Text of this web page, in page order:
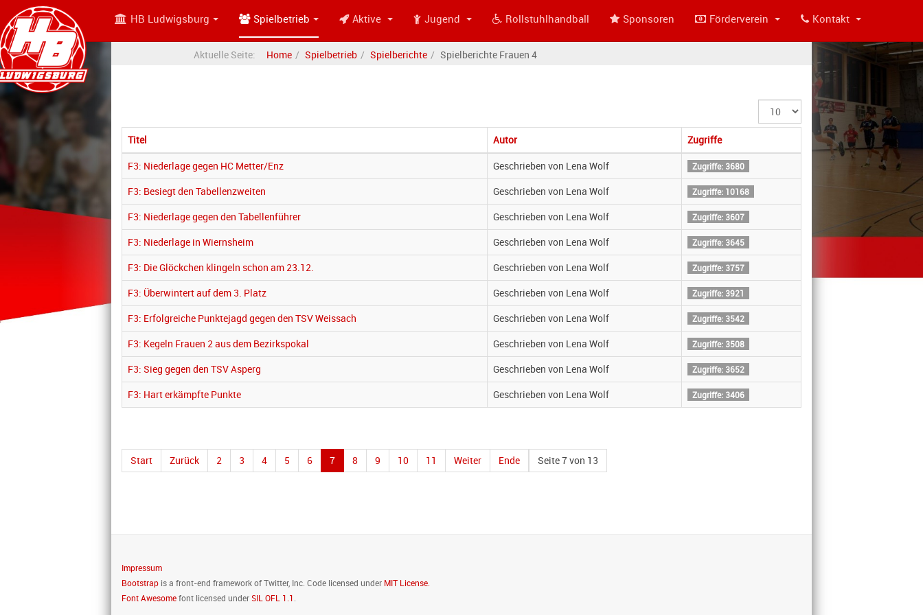
HB Ludwigsburg Spielbetrieb Aktive Jugend Rollstuhlhandball Sponsoren Förderverein Kontakt
Aktuelle Seite: Home Spielbetrieb Spielberichte Spielberichte Frauen 4
Anzeige
#
Titel
Autor
Zugriffe
F3: Niederlage gegen HC Metter/Enz
Geschrieben von Lena Wolf Zugriffe: 3680
F3: Besiegt den Tabellenzweiten Geschrieben von Lena Wolf Zugriffe: 10168
F3: Niederlage gegen den Tabellenführer Geschrieben von Lena Wolf Zugriffe: 3607
F3: Niederlage in Wiernsheim Geschrieben von Lena Wolf Zugriffe: 3645
F3: Die Glöckchen klingeln schon am 23.12. Geschrieben von Lena Wolf Zugriffe: 3757
F3: Überwintert auf dem 3. Platz Geschrieben von Lena Wolf Zugriffe: 3921
F3: Erfolgreiche Punktejagd gegen den TSV Weissach Geschrieben von Lena Wolf Zugriffe: 3542
F3: Kegeln Frauen 2 aus dem Bezirkspokal Geschrieben von Lena Wolf Zugriffe: 3508
F3: Sieg gegen den TSV Asperg Geschrieben von Lena Wolf Zugriffe: 3652
F3: Hart erkämpfte Punkte Geschrieben von Lena Wolf Zugriffe: 3406
Seite 7 von 13
Start Zurück 2 3 4 5 6 7 8 9 10 11 Weiter Ende
Impressum
Bootstrap is a front-end framework of Twitter, Inc. Code licensed under MIT License.
Font Awesomefont licensed under SIL OFL 1.1